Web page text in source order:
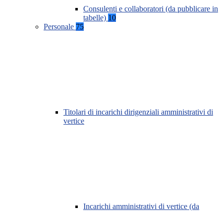
Consulenti e collaboratori (da pubblicare in
tabelle) 10
Personale 75
Titolari di incarichi dirigenziali amministrativi di
vertice
Incarichi amministrativi di vertice (da